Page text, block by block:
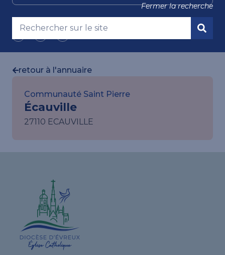
Nous suivre
Fermer la recherche
retour à l'annuaire
Communauté Saint Pierre
Écauville
27110 ECAUVILLE